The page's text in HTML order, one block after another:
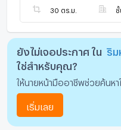
30 ตร.ม. ชั้
ยังไม่เจอประกาศ ใน ริม
ใช่สำหรับคุณ?
ให้นายหน้ามืออาชีพช่วยค้นหา
เริ่มเลย